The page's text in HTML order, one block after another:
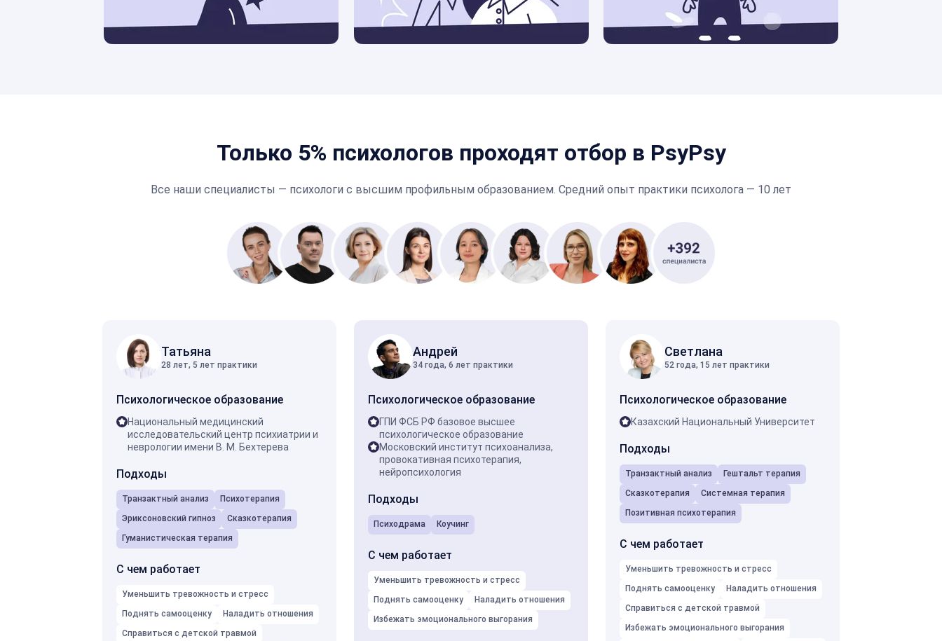
Только 5% психологов проходят отбор в PsyPsy
Все наши специалисты — психологи с высшим профильным образованием. Средний опыт практики психолога — 10 лет
Татьяна
28 лет, 5 лет практики
Психологическое образование
Национальный медицинский
исследовательский центр психиатрии и
неврологии имени В. М. Бехтерева
Подходы
Транзактный анализ
Психотерапия
Эриксоновский гипноз
Сказкотерапия
Гуманистическая терапия
С чем работает
Уменьшить тревожность и стресс
Поднять самооценку
Наладить отношения
Справиться с детской травмой
Андрей
34 года, 6 лет практики
Психологическое образование
ГПИ ФСБ РФ базовое высшее
психологическое образование
Московский институт психоанализа,
провокативная психотерапия,
нейропсихология
Подходы
Психодрама Коучинг
С чем работает
Уменьшить тревожность и стресс
Поднять самооценку
Наладить отношения
Избежать эмоционального выгорания
Светлана
52 года, 15 лет практики
Психологическое образование
Казахский Национальный Университет
Подходы
Транзактный анализ
Гештальт терапия
Сказкотерапия
Системная терапия
Позитивная психотерапия
С чем работает
Уменьшить тревожность и стресс
Поднять самооценку
Наладить отношения
Справиться с детской травмой
Избежать эмоционального выгорания